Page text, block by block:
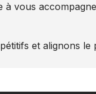
à vous
et alignons